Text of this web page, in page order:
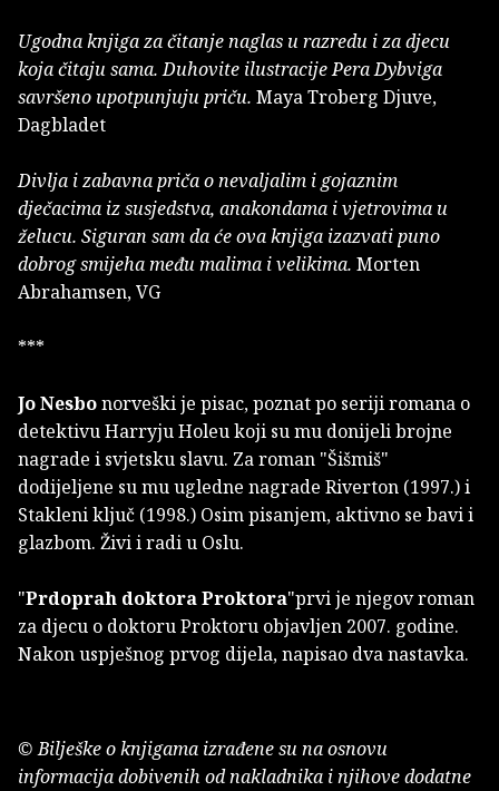
Ugodna knjiga za čitanje naglas u razredu i za djecu
koja čitaju sama. Duhovite ilustracije Pera Dybviga
savršeno upotpunjuju priču. Maya Troberg Djuve,
Dagbladet
Divlja i zabavna priča o nevaljalim i gojaznim
dječacima iz susjedstva, anakondama i vjetrovima u
želucu. Siguran sam da će ova knjiga izazvati puno
dobrog smijeha među malima i velikima. Morten
Abrahamsen, VG
***
Jo Nesbonorveški je pisac, poznat po seriji romana o
detektivu Harryju Holeu koji su mu donijeli brojne
nagrade i svjetsku slavu. Za roman "Šišmiš"
dodijeljene su mu ugledne nagrade Riverton (1997.) i
Stakleni ključ (1998.) Osim pisanjem, aktivno se bavi i
glazbom. Živi i radi u Oslu.
"Prdoprah doktora Proktora"prvi je njegov roman
za djecu o doktoru Proktoru objavljen 2007. godine.
Nakon uspješnog prvog dijela, napisao dva nastavka.
© Bilješke o knjigama izrađene su na osnovu
informacija dobivenih od nakladnika i njihove dodatne